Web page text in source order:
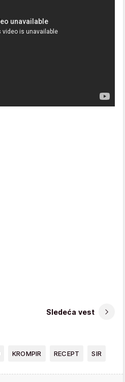
Sledeća vest
KROMPIR RECEPT SIR